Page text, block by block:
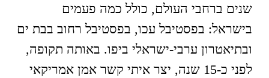
שנים ברחבי העולם, כולל כמה פעמים
בישראל: בפסטיבל עכו, בפסטיבל רחוב בבת ים
ובתיאטרון ערבי-ישראלי ביפו. באותה תקופה,
לפני כ-15 שנה, יצר איתי קשר אמן אמריקאי